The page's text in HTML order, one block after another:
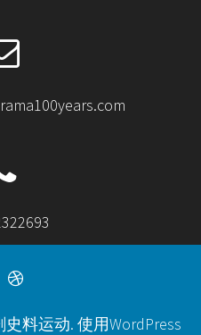
料运动. 使用WordPress